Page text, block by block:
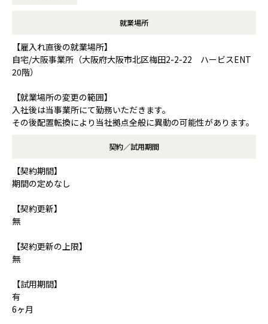
就業場所
【雇入れ直後の就業場所】
自宅/大阪事業所（大阪府大阪市北区梅田2-2-22 ハービスENT
20階）
【就業場所の変更の範囲】
入社後は当事業所にて勤務いただきます。
その後配置転換により当社拠点全般に異動の可能性があります。
契約／試用期間
【契約期間】
期間の定めなし
【契約更新】
無
【契約更新の上限】
無
【試用期間】
有
6ヶ月